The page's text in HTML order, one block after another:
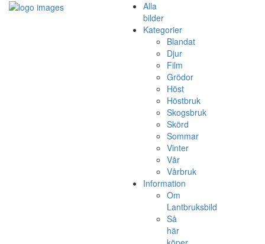
Alla
bilder
Kategorier
Blandat
Djur
Film
Grödor
Höst
Höstbruk
Skogsbruk
Skörd
Sommar
Vinter
Vår
Vårbruk
Information
Om
Lantbruksbild
Så
här